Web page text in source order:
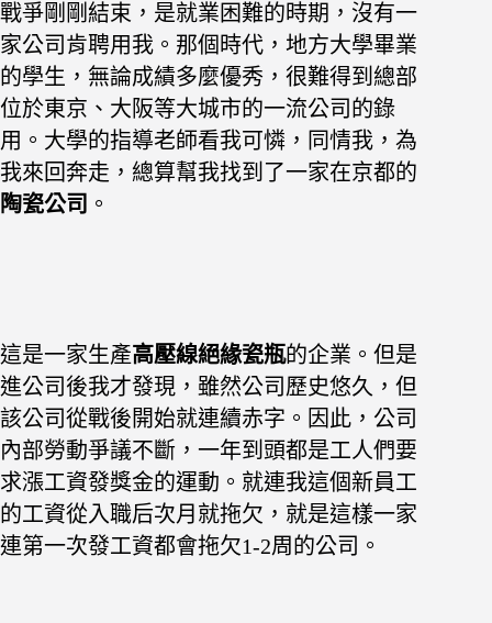
戰爭剛剛結束，是就業困難的時期，沒有一
家公司肯聘用我。那個時代，地方大學畢業
的學生，無論成績多麼優秀，很難得到總部
位於東京、大阪等大城市的一流公司的錄
用。大學的指導老師看我可憐，同情我，為
我來回奔走，總算幫我找到了一家在京都的
陶瓷公司 。
這是一家生產高壓線絕緣瓷瓶的企業。但是
進公司後我才發現，雖然公司歷史悠久，但
該公司從戰後開始就連續赤字。因此，公司
內部勞動爭議不斷，一年到頭都是工人們要
求漲工資發獎金的運動。就連我這個新員工
的工資從入職后次月就拖欠，就是這樣一家
連第一次發工資都會拖欠1-2周的公司。